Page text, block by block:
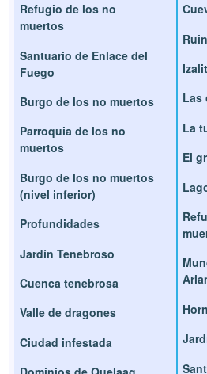
Refugio de los no
muertos
Santuario de Enlace del
Fuego
Burgo de los no muertos
Parroquia de los no
muertos
Burgo de los no muertos
(nivel inferior)
Profundidades
Jardín Tenebroso
Cuenca tenebrosa
Valle de dragones
Ciudad infestada
Las
La
El